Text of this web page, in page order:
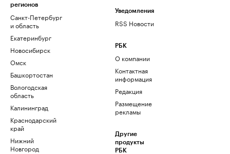
регионов
Санкт-Петербург
и область
Екатеринбург
Новосибирск
Омск
Башкортостан
Вологодская
область
Калининград
Краснодарский
край
Нижний
Новгород
Уведомления
RSS Новости
РБК
О компании
Контактная
информация
Редакция
Размещение
рекламы
Другие
продукты
РБК